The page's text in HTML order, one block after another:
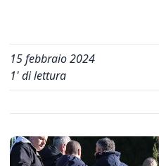
15 febbraio 2024
1' di lettura